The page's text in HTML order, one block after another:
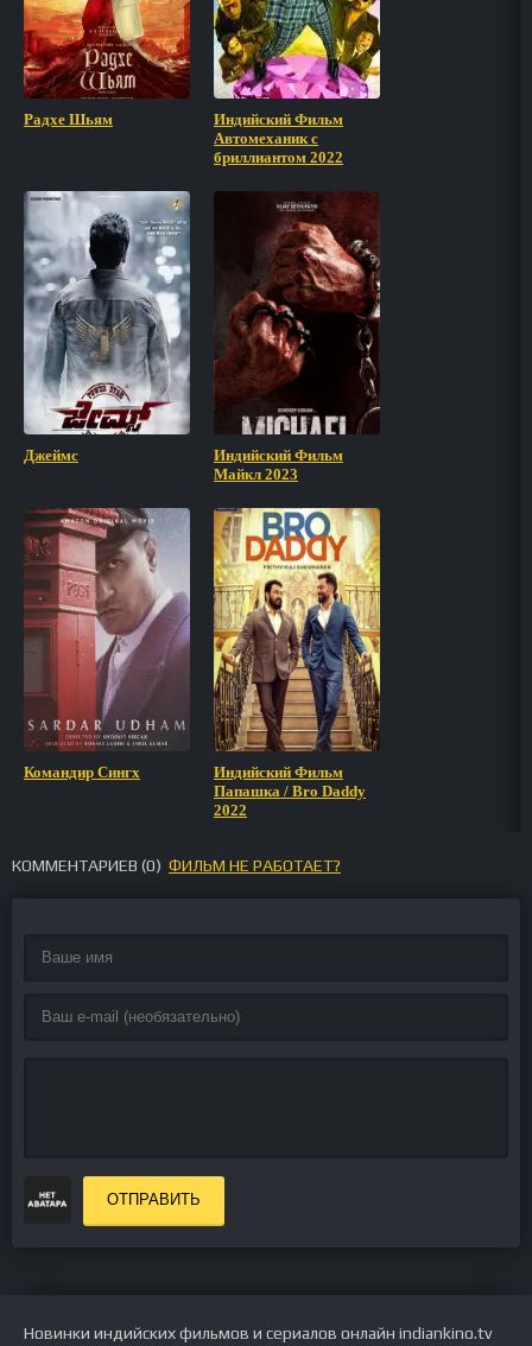
Радхе Шьям
Индийский Фильм
Автомеханик с
бриллиантом 2022
Джеймс
Индийский Фильм
Майкл 2023
Командир Сингх
Индийский Фильм
Папашка / Bro Daddy
2022
КОММЕНТАРИЕВ (0) ФИЛЬМ НЕ РАБОТАЕТ?
ОТПРАВИТЬ
Новинки индийских фильмов и сериалов онлайн indiankino.tv